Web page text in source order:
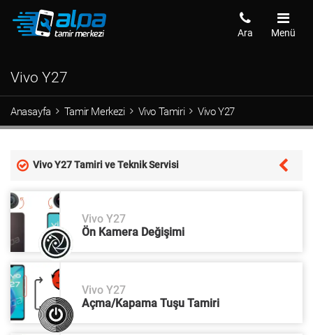
Menü
Ara
Vivo Y27
Anasayfa Tamir Merkezi Vivo Tamiri Vivo Y27
Vivo Y27 Tamiri ve Teknik Servisi
Vivo Y27
Ön Kamera Değişimi
Vivo Y27
Açma/Kapama Tuşu Tamiri